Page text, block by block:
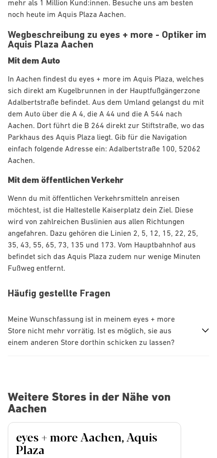
mehr als 1 Million Kund:innen. Besuche uns am besten
noch heute im Aquis Plaza Aachen.
Wegbeschreibung zu eyes + more - Optiker im
Aquis Plaza Aachen
Mit dem Auto
In Aachen findest du eyes + more im Aquis Plaza, welches
sich direkt am Kugelbrunnen in der Hauptfußgängerzone
Adalbertstraße befindet. Aus dem Umland gelangst du mit
dem Auto über die A 4, die A 44 und die A 544 nach
Aachen. Dort führt die B 264 direkt zur Stiftstraße, wo das
Parkhaus des Aquis Plaza liegt. Gib für die Navigation
einfach folgende Adresse ein: Adalbertstraße 100, 52062
Aachen.
Mit dem öffentlichen Verkehr
Wenn du mit öffentlichen Verkehrsmitteln anreisen
möchtest, ist die Haltestelle Kaiserplatz dein Ziel. Diese
wird von zahlreichen Buslinien aus allen Richtungen
angefahren. Dazu gehören die Linien 2, 5, 12, 15, 22, 25,
35, 43, 55, 65, 73, 135 und 173. Vom Hauptbahnhof aus
befindet sich das Aquis Plaza zudem nur wenige Minuten
Fußweg entfernt.
Häufig gestellte Fragen
Meine Wunschfassung ist in meinem eyes + more
Store nicht mehr vorrätig. Ist es möglich, sie aus
einem anderen Store dorthin schicken zu lassen?
Weitere Stores in der Nähe von
Aachen
eyes + more Aachen, Aquis
Plaza